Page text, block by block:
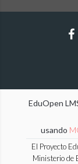
EduOpen
usando
El Proyecto
Ministerio de